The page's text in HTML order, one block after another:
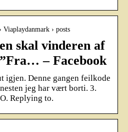
› posts
skal vinderen af
– Facebook
igjen. Denne gangen feilkode
jeg har vært borti. 3.
Replying to.